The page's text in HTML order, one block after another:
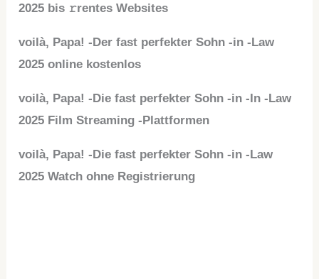
2025 bis 𝚛rentes Websites
voilà, Papa! -Der fast perfekter Sohn -in -Law
2025 online kostenlos
voilà, Papa! -Die fast perfekter Sohn -in -In -Law
2025 Film Streaming -Plattformen
voilà, Papa! -Die fast perfekter Sohn -in -Law
2025 Watch ohne Registrierung